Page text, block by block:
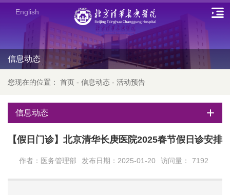
English
信息动态
您现在的位置： 首页 - 信息动态 - 活动预告
信息动态
【假日门诊】北京清华长庚医院2025春节假日诊安排
作者：医务管理部 发布日期：2025-01-20 访问量： 7192